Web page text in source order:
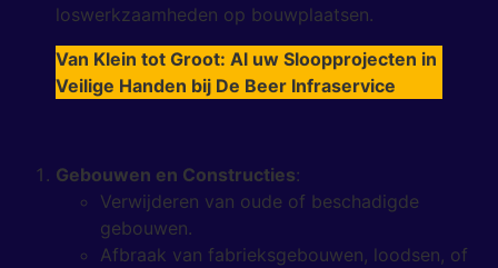
loswerkzaamheden op bouwplaatsen.
Van Klein tot Groot: Al uw Sloopprojecten in
Veilige Handen bij De Beer Infraservice
Gebouwen en Constructies:
Verwijderen van oude of beschadigde
gebouwen.
Afbraak van fabrieksgebouwen, loodsen, of